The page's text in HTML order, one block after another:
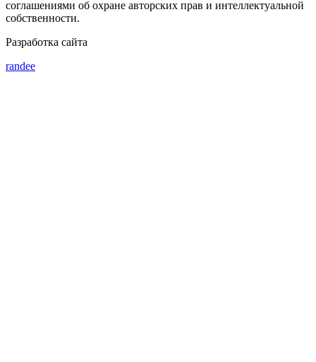
соглашениями об охране авторских прав и интеллектуальной
собственности.
Разработка сайта
randee